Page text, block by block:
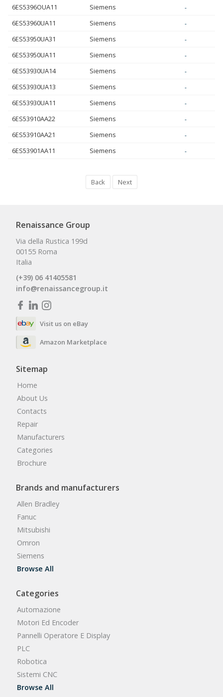
6ES5396OUA11 Siemens -
6ES53960UA11 Siemens -
6ES53950UA31 Siemens -
6ES53950UA11 Siemens -
6ES53930UA14 Siemens -
6ES53930UA13 Siemens -
6ES53930UA11 Siemens -
6ES53910AA22 Siemens -
6ES53910AA21 Siemens -
6ES53901AA11 Siemens -
Back Next
Renaissance Group
Via della Rustica 199d
00155 Roma
Italia
(+39) 06 41405581
info@renaissancegroup.it
Visit us on eBay
Amazon Marketplace
Sitemap
Home
About Us
Contacts
Repair
Manufacturers
Categories
Brochure
Brands and manufacturers
Allen Bradley
Fanuc
Mitsubishi
Omron
Siemens
Browse All
Categories
Automazione
Motori Ed Encoder
Pannelli Operatore E Display
PLC
Robotica
Sistemi CNC
Browse All